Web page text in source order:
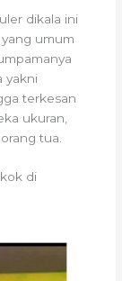
dikala ini
umum
yakni
terkesan
ukuran,
tua.
di